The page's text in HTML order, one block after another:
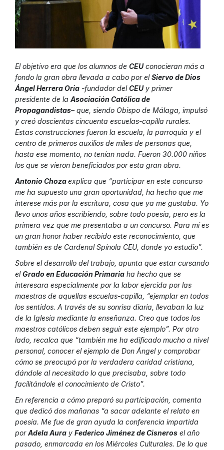
El objetivo era que los alumnos de CEUconocieran más a
fondo la gran obra llevada a cabo por elSiervo de Dios
Ángel Herrera Oria -fundador delCEUy primer
presidente de la Asociación Católica de
Propagandistas– que, siendo Obispo de Málaga, impulsó
y creó doscientas cincuenta escuelas-capilla rurales.
Estas construcciones fueron la escuela, la parroquia y el
centro de primeros auxilios de miles de personas que,
hasta ese momento, no tenían nada. Fueron 30.000 niños
los que se vieron beneficiados por esta gran obra.
Antonio Chozaexplica que “participar en este concurso
me ha supuesto una gran oportunidad, ha hecho que me
interese más por la escritura, cosa que ya me gustaba. Yo
llevo unos años escribiendo, sobre todo poesía, pero es la
primera vez que me presentaba a un concurso. Para mí es
un gran honor haber recibido este reconocimiento, que
también es de Cardenal Spínola CEU, donde yo estudio”.
Sobre el desarrollo del trabajo, apunta que estar cursando
elGrado en Educación Primaria ha hecho que se
interesara especialmente por la labor ejercida por las
maestras de aquellas escuelas-capilla, “ejemplar en todos
los sentidos. A través de su sonrisa diaria, llevaban la luz
de la Iglesia mediante la enseñanza. Creo que todos los
maestros católicos deben seguir este ejemplo”. Por otro
lado, recalca que “también me ha edificado mucho a nivel
personal, conocer el ejemplo de Don Ángel y comprobar
cómo se preocupó por la verdadera caridad cristiana,
dándole al necesitado lo que precisaba, sobre todo
facilitándole el conocimiento de Cristo”.
En referencia a cómo preparó su participación, comenta
que dedicó dos mañanas “a sacar adelante el relato en
poesía. Me fue de gran ayuda la conferencia impartida
porAdela Aura y Federico Jiménez de Cisneros el año
pasado, enmarcada en los Miércoles Culturales. De lo que